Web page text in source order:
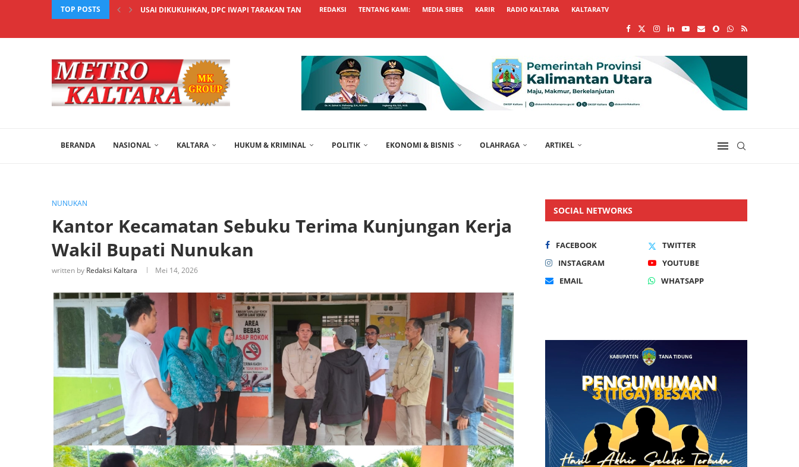
TOP POSTS USAI DIKUKUHKAN, DPC IWAPI TARAKAN TANCAP GAS TINGKATKAN...
REDAKSI TENTANG KAMI: MEDIA SIBER KARIR RADIO KALTARA KALTARATV
BERANDA NASIONAL KALTARA HUKUM & KRIMINAL POLITIK EKONOMI & BISNIS OLAHRAGA ARTIKEL
NUNUKAN
Kantor Kecamatan Sebuku Terima Kunjungan Kerja
Wakil Bupati Nunukan
written by Redaksi Kaltara Mei 14, 2026
SOCIAL NETWORKS
FACEBOOK
TWITTER
INSTAGRAM
YOUTUBE
EMAIL
WHATSAPP